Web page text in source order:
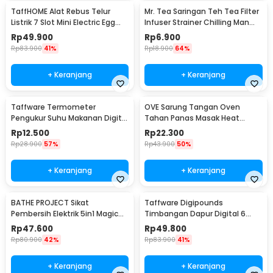
TaffHOME Alat Rebus Telur
Listrik 7 Slot Mini Electric Egg
Cooker 350W - YS-203
Rp49.900
Rp83.900 41%
+ Keranjang
Mr. Tea Saringan Teh Tea Filter
Infuser Strainer Chilling Man
Silicon - MR03
Rp6.900
Rp18.900 64%
+ Keranjang
Taffware Termometer
Pengukur Suhu Makanan Digital
Daging Kopi Susu - TP101
Rp12.500
Rp28.900 57%
+ Keranjang
OVE Sarung Tangan Oven
Tahan Panas Masak Heat
Resistant Gloves - 540F
Rp22.300
Rp43.900 50%
+ Keranjang
BATHE PROJECT Sikat
Pembersih Elektrik 5in1 Magic
Brush Rechargeable - WQ8110
Rp47.600
Rp80.900 42%
+ Keranjang
Taffware Digipounds
Timbangan Dapur Digital 6
Satuan 1kg 0.1g - i2000
Rp49.800
Rp83.900 41%
+ Keranjang